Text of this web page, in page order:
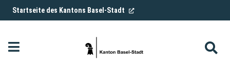
Navigation überspringen
Startseite des Kantons Basel-Stadt (External Link)